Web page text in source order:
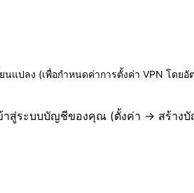
แปลง (เพื่อกำหนดค่าการตั้งค่า VPN โดยอั
าสู่ระบบบัญชีของคุณ (ตั้งค่า -> สร้าง